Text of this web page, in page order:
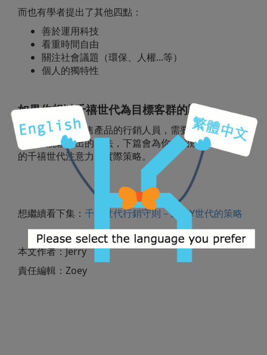
而也有學者提出了其他四點：
善於運用科技
看重時間自由
關注社會議題（環保、人權...等）
個人的獨特性
如果你想以千禧世代為目標客群的話：
希望向這群人銷售產品的行銷人員，需要找到從廣大競
爭者中脫穎而出的方法，下篇會為你介紹幾個吸引多疑
的千禧世代注意力的實際策略。
想繼續看下集： 千禧世代行銷守則－進攻Y世代的策略
本文作者：Jerry
責任編輯：Zoey